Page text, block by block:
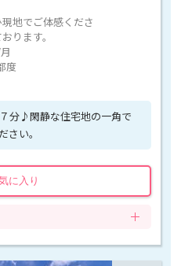
地でご体感くださ
ります。
度
分♪閑静な住宅地の一角で
さい。
に入り